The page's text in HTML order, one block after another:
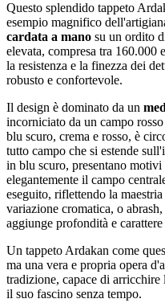
Questo splendido tappeto
esempio magnifico
cardata a mano su un ordito
elevata, compresa tra 160.000
la resistenza e la finezza dei
robusto e confortevole.
Il design è dominato da un
incorniciato da un campo
blu scuro, crema e rosso, è
tutto campo che si estende
in blu scuro, presentano
elegantemente il campo
eseguito, riflettendo la
variazione cromatica, o
aggiunge profondità e
Un tappeto Ardakan come
ma una vera e propria opera
tradizione, capace di arricchire
il suo fascino senza tempo.